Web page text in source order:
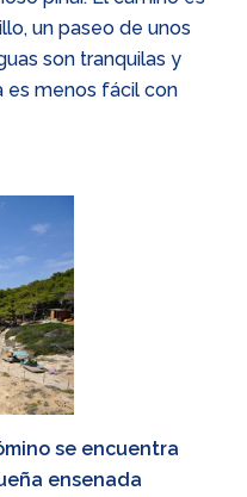
un paseo de unos
son tranquilas y
es menos fácil con
se encuentra
ensenada